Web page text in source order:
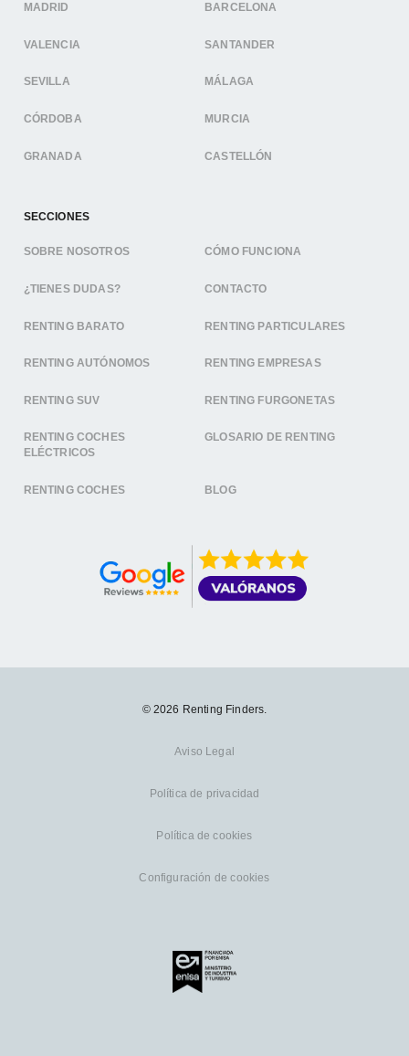
MADRID BARCELONA
VALENCIA SANTANDER
SEVILLA MÁLAGA
CÓRDOBA MURCIA
GRANADA CASTELLÓN
SECCIONES
SOBRE NOSOTROS CÓMO FUNCIONA
¿TIENES DUDAS? CONTACTO
RENTING BARATO RENTING PARTICULARES
RENTING AUTÓNOMOS RENTING EMPRESAS
RENTING SUV RENTING FURGONETAS
RENTING COCHES
ELÉCTRICOS
GLOSARIO DE RENTING
RENTING COCHES BLOG
© 2026 Renting Finders.
Aviso Legal
Política de privacidad
Política de cookies
Configuración de cookies